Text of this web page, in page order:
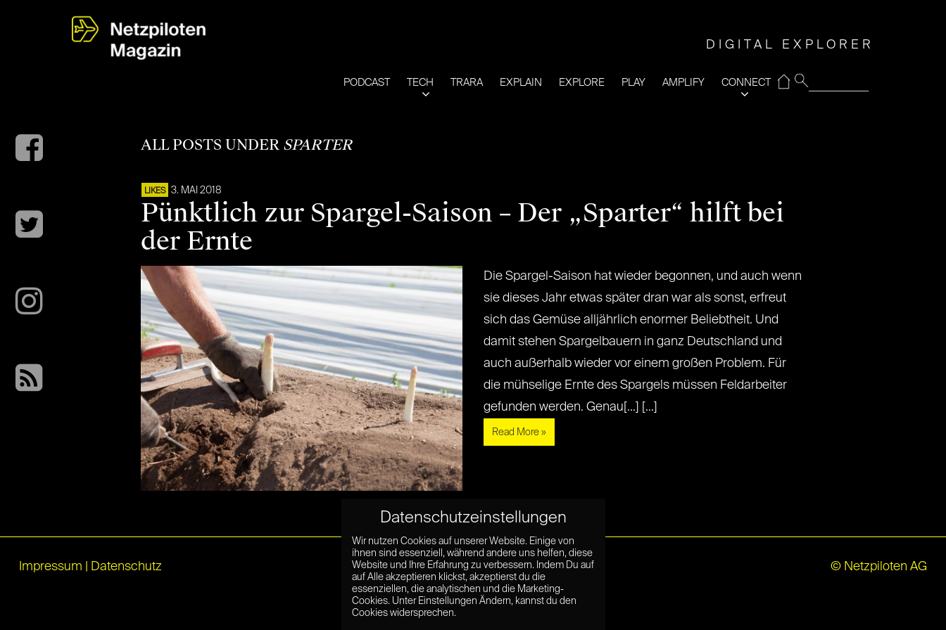
DIGITAL EXPLORER
PODCAST TECH TRARA EXPLAIN EXPLORE PLAY AMPLIFY CONNECT
⌂
ALL POSTS UNDER SPARTER
LIKES 3. MAI 2018
Pünktlich zur Spargel-Saison – Der „Sparter“ hilft bei
der Ernte
Die Spargel-Saison hat wieder begonnen, und auch wenn
sie dieses Jahr etwas später dran war als sonst, erfreut
sich das Gemüse alljährlich enormer Beliebtheit. Und
damit stehen Spargelbauern in ganz Deutschland und
auch außerhalb wieder vor einem großen Problem. Für
die mühselige Ernte des Spargels müssen Feldarbeiter
gefunden werden. Genau[...] [...]
Read More »
Impressum Datenschutz © Netzpiloten AG
Datenschutzeinstellungen
Wir nutzen Cookies auf unserer Website. Einige von
ihnen sind essenziell, während andere uns helfen, diese
Website und Ihre Erfahrung zu verbessern. Indem Du auf
auf Alle akzeptieren klickst, akzeptierst du die
essenziellen, die analytischen und die Marketing-
Cookies. Unter Einstellungen Ändern, kannst du den
Cookies widersprechen.